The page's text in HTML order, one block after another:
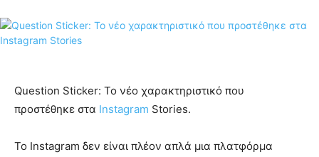
Question Sticker: Το νέο χαρακτηριστικό που
προστέθηκε στα Instagram Stories.
Το Instagram δεν είναι πλέον απλά μια πλατφόρμα